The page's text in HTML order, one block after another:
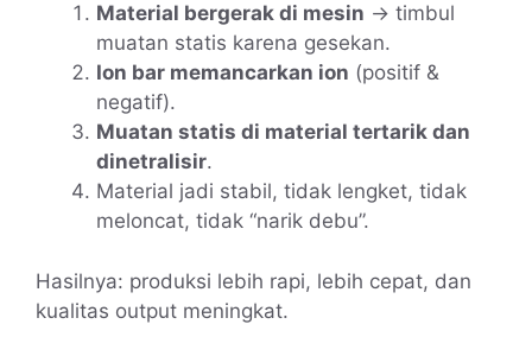
Material bergerak di mesin → timbul
muatan statis karena gesekan.
Ion bar memancarkan ion (positif &
negatif).
Muatan statis di material tertarik dan
dinetralisir.
Material jadi stabil, tidak lengket, tidak
meloncat, tidak “narik debu”.
Hasilnya: produksi lebih rapi, lebih cepat, dan
kualitas output meningkat.